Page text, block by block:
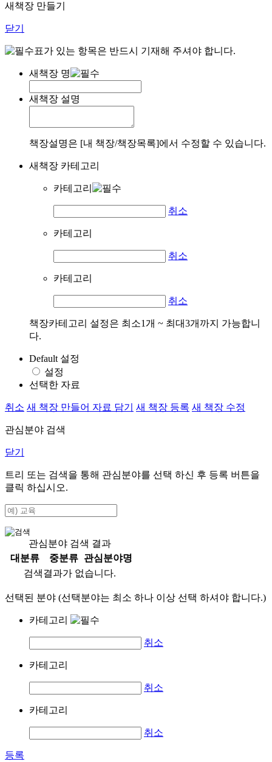
새책장 만들기
닫기
표가 있는 항목은 반드시 기재해 주셔야 합니다.
새책장 명
새책장 설명
책장설명은 [내 책장/책장목록]에서 수정할 수 있습니다.
새책장 카테고리
카테고리
취소
카테고리
취소
카테고리
취소
책장카테고리 설정은 최소1개 ~ 최대3개까지 가능합니
다.
Default 설정
설정
선택한 자료
취소 새 책장 만들어 자료 담기 새 책장 등록 새 책장 수정
관심분야 검색
닫기
트리 또는 검색을 통해 관심분야를 선택 하신 후 등록 버튼을
클릭 하십시오.
관심분야 검색 결과
대분류
중분류
관심분야명
검색결과가 없습니다.
선택된 분야 (선택분야는 최소 하나 이상 선택 하셔야 합니다.)
카테고리
취소
카테고리
취소
카테고리
취소
등록